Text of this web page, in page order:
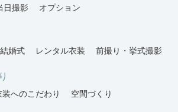
日撮影
オプション
婚式 レンタル衣装 前撮り・挙式撮影
装へのこだわり 空間づくり